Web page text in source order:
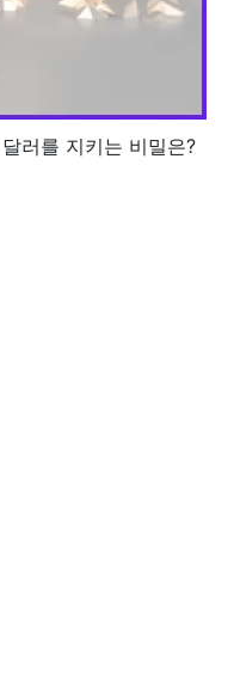
러를 지키는 비밀은?